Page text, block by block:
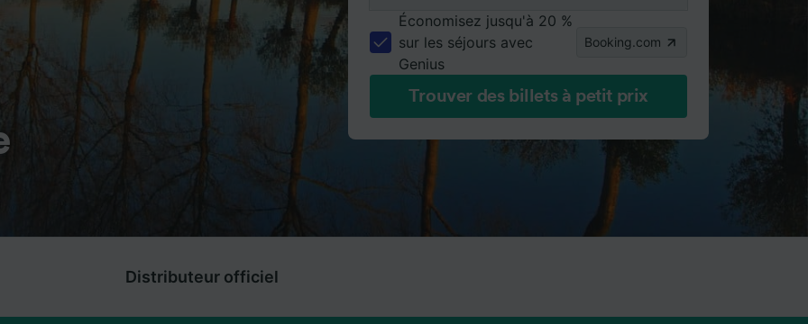
Économisez jusqu'à 20 %
sur les séjours avec
Genius
Booking.com
Trouver des billets à petit prix
Distributeur officiel